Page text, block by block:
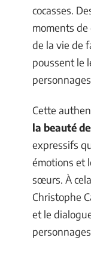
cocasses.
moments
de la vie de
poussent le
Cette
la beauté
expressifs
émotions et
sœurs. À
Christophe
et le